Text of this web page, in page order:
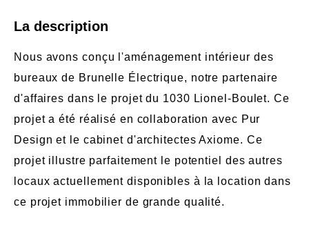
La description
Nous avons conçu l'aménagement intérieur des
bureaux de Brunelle Électrique, notre partenaire
d'affaires dans le projet du 1030 Lionel-Boulet. Ce
projet a été réalisé en collaboration avec Pur
Design et le cabinet d'architectes Axiome. Ce
projet illustre parfaitement le potentiel des autres
locaux actuellement disponibles à la location dans
ce projet immobilier de grande qualité.